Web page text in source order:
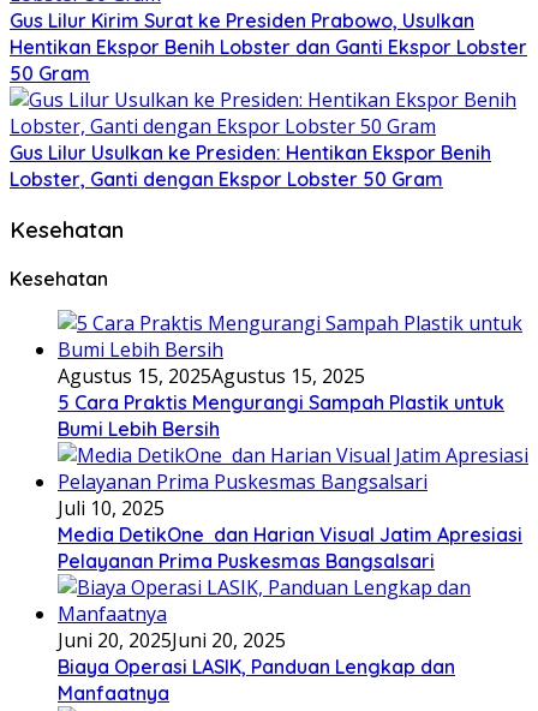
Gus Lilur Kirim Surat ke Presiden Prabowo, Usulkan
Hentikan Ekspor Benih Lobster dan Ganti Ekspor Lobster
50 Gram
Gus Lilur Usulkan ke Presiden: Hentikan Ekspor Benih
Lobster, Ganti dengan Ekspor Lobster 50 Gram
Kesehatan
Kesehatan
Agustus 15, 2025Agustus 15, 2025
5 Cara Praktis Mengurangi Sampah Plastik untuk
Bumi Lebih Bersih
Juli 10, 2025
Media DetikOne dan Harian Visual Jatim Apresiasi
Pelayanan Prima Puskesmas Bangsalsari
Juni 20, 2025Juni 20, 2025
Biaya Operasi LASIK, Panduan Lengkap dan
Manfaatnya